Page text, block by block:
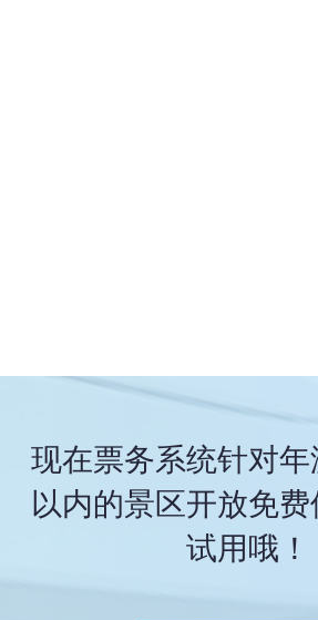
现在票务系统针对年
以内的景区开放免
试用哦！